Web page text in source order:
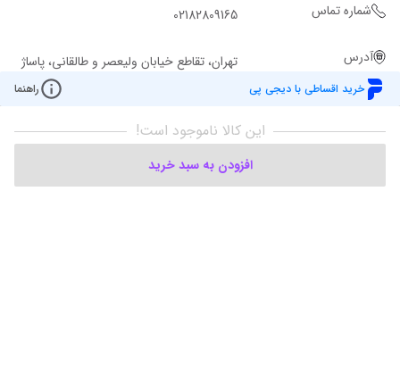
خرید اقساطی با دیجی پی راهنما
این کالا ناموجود است!
افزودن به سبد خرید
شماره تماس 02182809165
آدرس
تهران، تقاطع خیابان ولیعصر و طالقانی، پاساژ